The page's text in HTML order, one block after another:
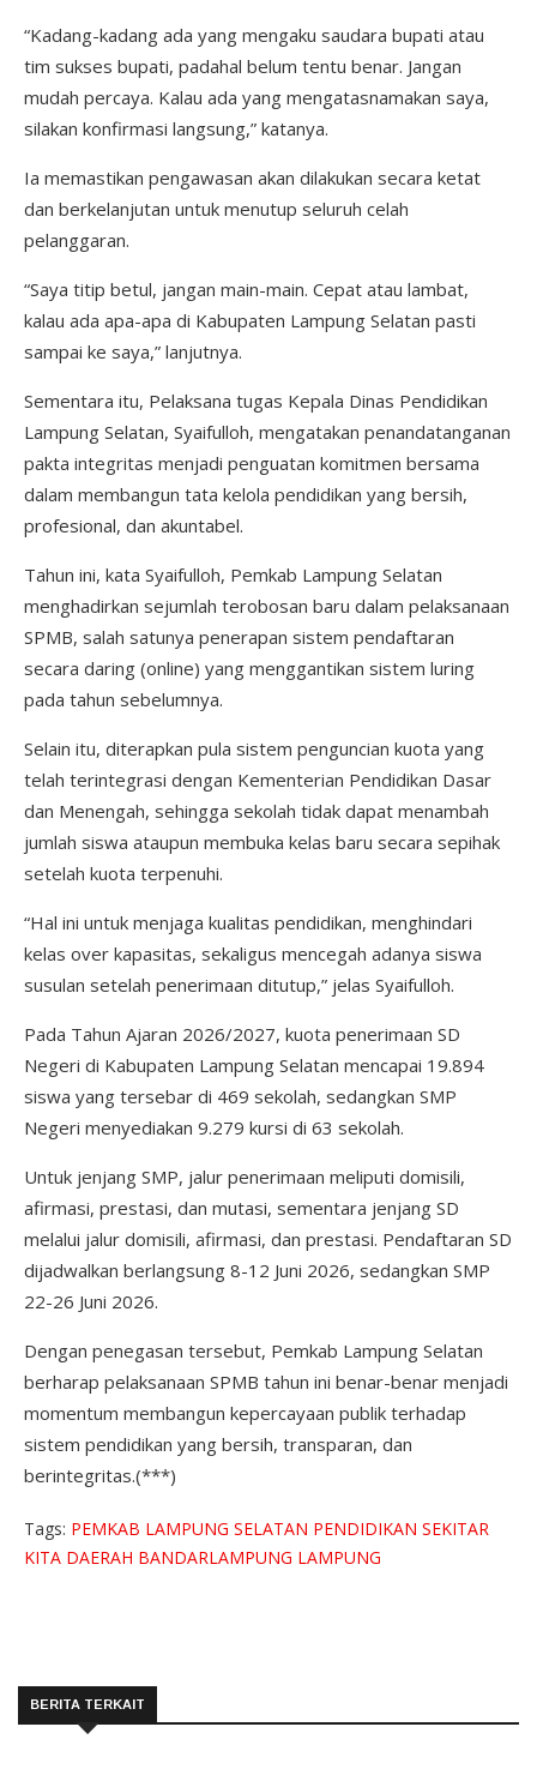
“Kadang-kadang ada yang mengaku saudara bupati atau
tim sukses bupati, padahal belum tentu benar. Jangan
mudah percaya. Kalau ada yang mengatasnamakan saya,
silakan konfirmasi langsung,” katanya.
Ia memastikan pengawasan akan dilakukan secara ketat
dan berkelanjutan untuk menutup seluruh celah
pelanggaran.
“Saya titip betul, jangan main-main. Cepat atau lambat,
kalau ada apa-apa di Kabupaten Lampung Selatan pasti
sampai ke saya,” lanjutnya.
Sementara itu, Pelaksana tugas Kepala Dinas Pendidikan
Lampung Selatan, Syaifulloh, mengatakan penandatanganan
pakta integritas menjadi penguatan komitmen bersama
dalam membangun tata kelola pendidikan yang bersih,
profesional, dan akuntabel.
Tahun ini, kata Syaifulloh, Pemkab Lampung Selatan
menghadirkan sejumlah terobosan baru dalam pelaksanaan
SPMB, salah satunya penerapan sistem pendaftaran
secara daring (online) yang menggantikan sistem luring
pada tahun sebelumnya.
Selain itu, diterapkan pula sistem penguncian kuota yang
telah terintegrasi dengan Kementerian Pendidikan Dasar
dan Menengah, sehingga sekolah tidak dapat menambah
jumlah siswa ataupun membuka kelas baru secara sepihak
setelah kuota terpenuhi.
“Hal ini untuk menjaga kualitas pendidikan, menghindari
kelas over kapasitas, sekaligus mencegah adanya siswa
susulan setelah penerimaan ditutup,” jelas Syaifulloh.
Pada Tahun Ajaran 2026/2027, kuota penerimaan SD
Negeri di Kabupaten Lampung Selatan mencapai 19.894
siswa yang tersebar di 469 sekolah, sedangkan SMP
Negeri menyediakan 9.279 kursi di 63 sekolah.
Untuk jenjang SMP, jalur penerimaan meliputi domisili,
afirmasi, prestasi, dan mutasi, sementara jenjang SD
melalui jalur domisili, afirmasi, dan prestasi. Pendaftaran SD
dijadwalkan berlangsung 8-12 Juni 2026, sedangkan SMP
22-26 Juni 2026.
Dengan penegasan tersebut, Pemkab Lampung Selatan
berharap pelaksanaan SPMB tahun ini benar-benar menjadi
momentum membangun kepercayaan publik terhadap
sistem pendidikan yang bersih, transparan, dan
berintegritas.(***)
Tags: PEMKAB LAMPUNG SELATAN PENDIDIKAN SEKITAR
KITA DAERAH BANDARLAMPUNG LAMPUNG
BERITA TERKAIT